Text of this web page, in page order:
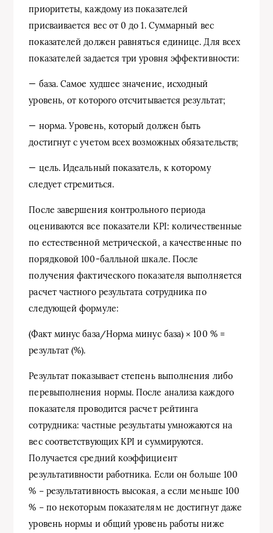
приоритеты, каждому из показателей
присваивается вес от 0 до 1. Суммарный вес
показателей должен равняться единице. Для всех
показателей задается три уровня эффективности:
— база. Самое худшее значение, исходный
уровень, от которого отсчитывается результат;
— норма. Уровень, который должен быть
достигнут с учетом всех возможных обязательств;
— цель. Идеальный показатель, к которому
следует стремиться.
После завершения контрольного периода
оцениваются все показатели KPI: количественные
по естественной метрической, а качественные по
порядковой 100-балльной шкале. После
получения фактического показателя выполняется
расчет частного результата сотрудника по
следующей формуле:
(Факт минус база/Норма минус база) × 100 % =
результат (%).
Результат показывает степень выполнения либо
перевыполнения нормы. После анализа каждого
показателя проводится расчет рейтинга
сотрудника: частные результаты умножаются на
вес соответствующих KPI и суммируются.
Получается средний коэффициент
результативности работника. Если он больше 100
% − результативность высокая, а если меньше 100
% − по некоторым показателям не достигнут даже
уровень нормы и общий уровень работы ниже